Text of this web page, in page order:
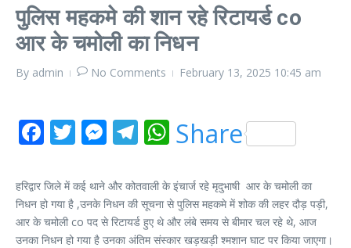
पुलिस महकमे की शान रहे रिटायर्ड co
आर के चमोली का निधन
By admin No Comments February 13, 2025 10:45 am
Facebook
Twitter
Messenger
Telegram
WhatsApp
Share
हरिद्वार जिले में कई थाने और कोतवाली के इंचार्ज रहे मृदुभाषी आर के चमोली का
निधन हो गया है ,उनके निधन की सूचना से पुलिस महकमे में शोक की लहर दौड़ पड़ी,
आर के चमोली co पद से रिटायर्ड हुए थे और लंबे समय से बीमार चल रहे थे, आज
उनका निधन हो गया है उनका अंतिम संस्कार खड़खड़ी श्मशान घाट पर किया जाएगा।